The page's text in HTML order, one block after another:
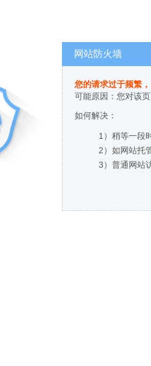
网站防火墙
您的请求过于频繁
可能原因：您对该
如何解决：
1）稍等一段
2）如网站托
3）普通网站